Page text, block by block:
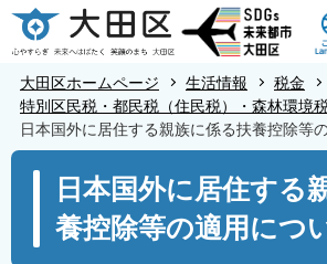
こ
の
の
大田区ホームページ 生活情報
税金
特別区民税・都民税（住民税）・森林環境
日本国外に居住する親族に係る扶養控除等
日本国外に居住する
養控除等の適用につ